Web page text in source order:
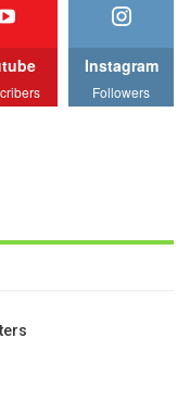
Instagram
Followers